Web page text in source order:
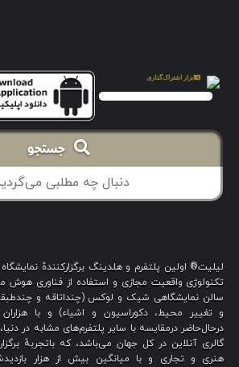
جستجو
لیلیت® اولین پلتفرم و هلدینگ برگزارکنندهٔ
تکنولوژی واقعیت مجازی و استفاده از فناوری هوش
سالن نمایشگاهی شیک و لوکس (چنداتاقه و
و تغییر محیط، دکوراسیون و اشیاء) و با
درحال‌حاضر درمقایسه با سایر پلتفرم‌های مشابه در
هنری و تجاری و با میانگین بیش از هزار